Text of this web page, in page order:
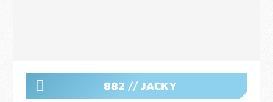
882 // JACKY